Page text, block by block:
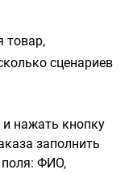
товар,
сценариев
нажать кнопку
заполнить
ФИО,